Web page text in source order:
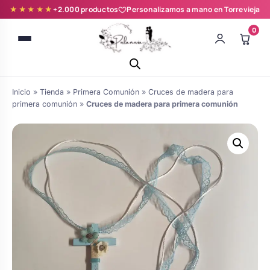
★★★★★+2.000 productos Personalizamos a mano en Torrevieja
0
novia y zapatillas
personalizadas
Árboles de Huellas para Primera
Comunión
Batas de comunión personalizadas
para niña
Inicio » Tienda » Primera Comunión » Cruces de madera para
primera comunión » Cruces de madera para primera comunión